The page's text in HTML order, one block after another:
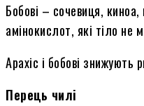
Бобові – сочевиця,
амінокислот, які тіло не
Арахіс і бобові знижують
Перець чилі